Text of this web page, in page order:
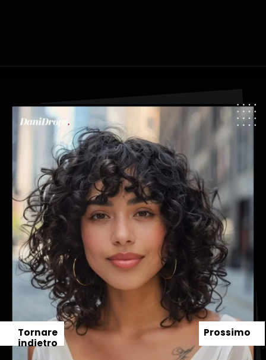
Prossimo
Tornare
indietro